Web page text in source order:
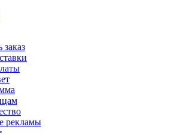
заказ
рекламы